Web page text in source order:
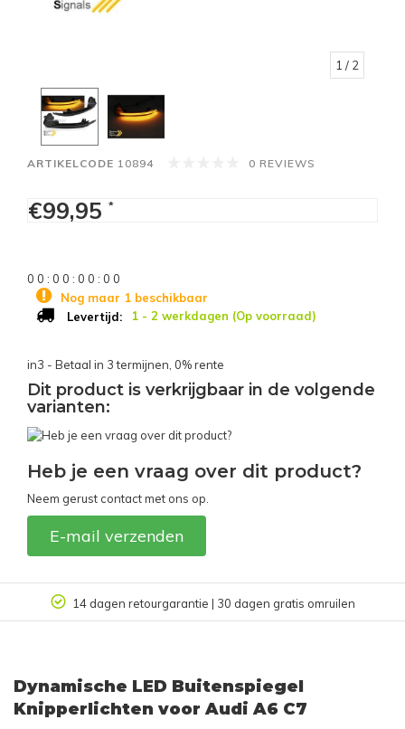
1 / 2
ARTIKELCODE 10894 0 REVIEWS
€99,95 *
0 0 : 0 0 : 0 0 : 0 0
Nog maar 1 beschikbaar
Levertijd:
1 - 2 werkdagen (Op voorraad)
in3 - Betaal in 3 termijnen, 0% rente
Dit product is verkrijgbaar in de volgende
varianten:
Heb je een vraag over dit product?
Neem gerust contact met ons op.
E-mail verzenden
14 dagen retourgarantie | 30 dagen gratis omruilen
Dynamische LED Buitenspiegel
Knipperlichten voor Audi A6 C7